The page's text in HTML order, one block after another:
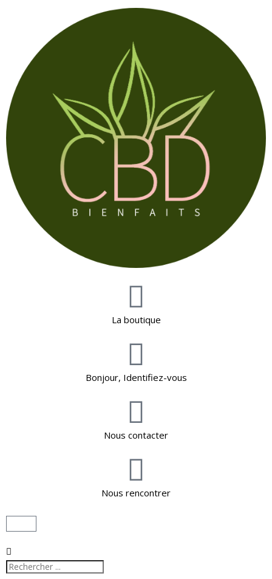
La boutique
Bonjour, Identifiez-vous
Nous contacter
Nous rencontrer